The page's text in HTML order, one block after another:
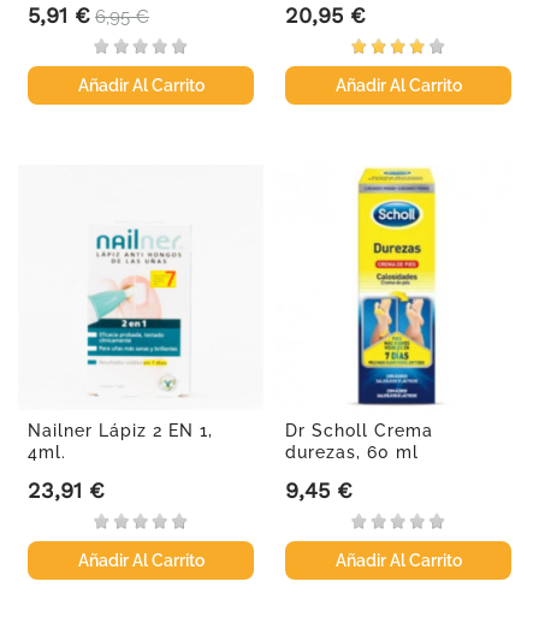
Precio
5,91 € Precio base
6,95 €
Añadir Al Carrito
Precio
20,95 €
Añadir Al Carrito
Nailner Lápiz 2 EN 1,
4ml.
Precio
23,91 €
Añadir Al Carrito
Dr Scholl Crema
durezas, 60 ml
Precio
9,45 €
Añadir Al Carrito